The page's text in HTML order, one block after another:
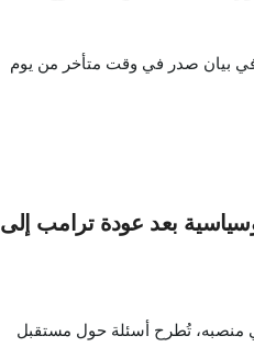
في بيان صدر في وقت متأخر من يوم
بعد عودة ترامب إلى
في منصبه، تُطرح أسئلة حول مستقبل